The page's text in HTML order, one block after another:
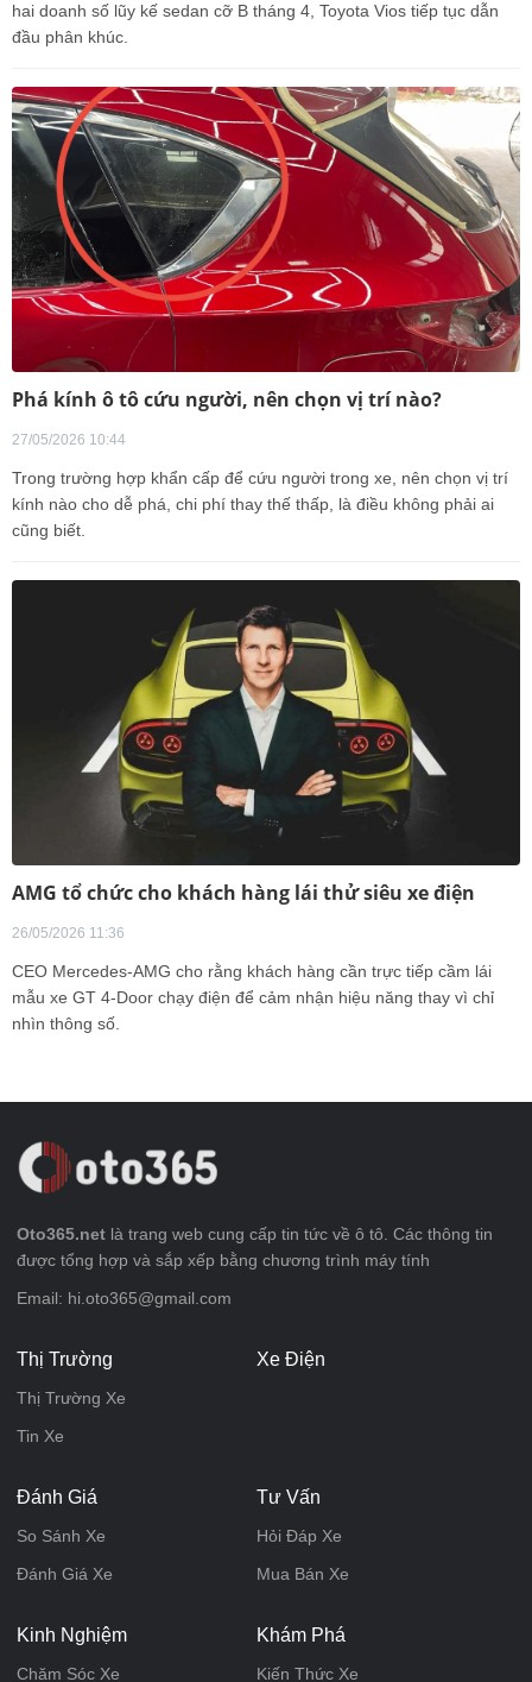
hai doanh số lũy kế sedan cỡ B tháng 4, Toyota Vios tiếp tục dẫn
đầu phân khúc.
Phá kính ô tô cứu người, nên chọn vị trí nào?
27/05/2026 10:44
Trong trường hợp khẩn cấp để cứu người trong xe, nên chọn vị trí
kính nào cho dễ phá, chi phí thay thế thấp, là điều không phải ai
cũng biết.
AMG tổ chức cho khách hàng lái thử siêu xe điện
26/05/2026 11:36
CEO Mercedes-AMG cho rằng khách hàng cần trực tiếp cầm lái
mẫu xe GT 4-Door chạy điện để cảm nhận hiệu năng thay vì chỉ
nhìn thông số.
Oto365.net là trang web cung cấp tin tức về ô tô. Các thông tin
được tổng hợp và sắp xếp bằng chương trình máy tính
Email: hi.oto365@gmail.com
Thị Trường
Thị Trường Xe
Tin Xe
Xe Điện
Đánh Giá
So Sánh Xe
Đánh Giá Xe
Tư Vấn
Hỏi Đáp Xe
Mua Bán Xe
Kinh Nghiệm
Chăm Sóc Xe
Khám Phá
Kiến Thức Xe